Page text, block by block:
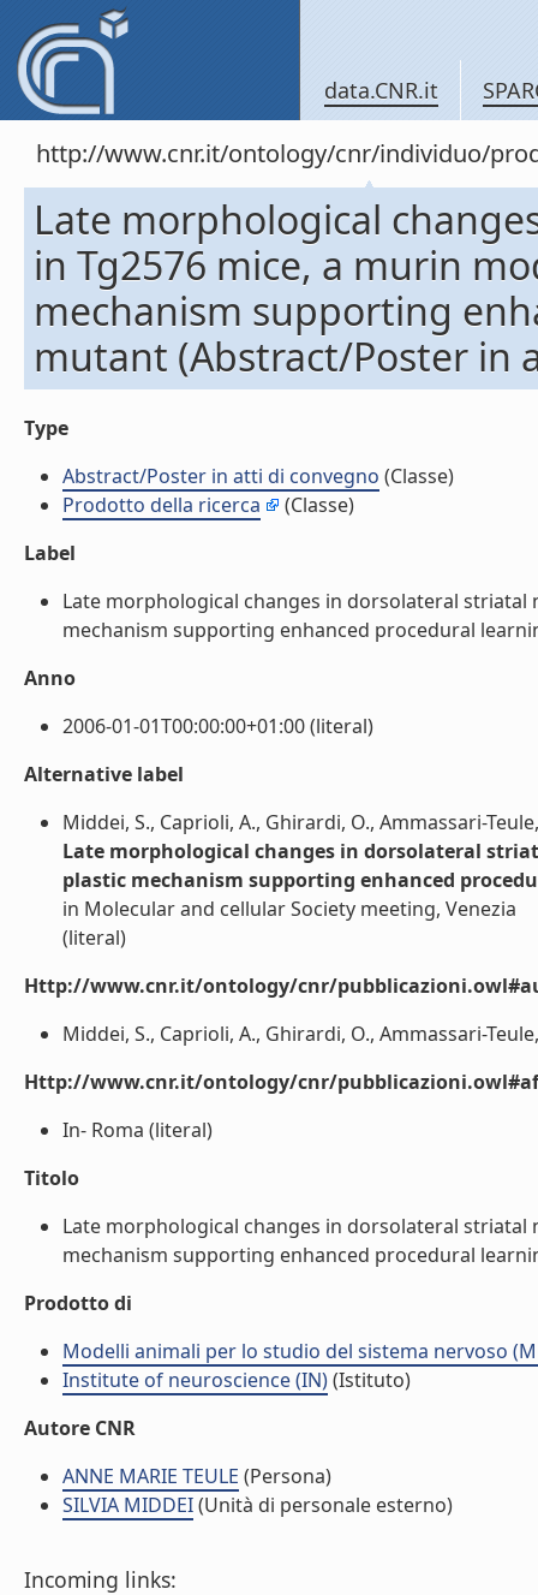
data.CNR.it
http://www.cnr.it/ontology/cnr/individuo/
Late morphological
in Tg2576 mice, a murin
mechanism supporting
mutant (Abstract/Poster in
Type
Abstract/Poster in atti di convegno (Classe)
Prodotto della ricerca
(Classe)
Label
Late morphological changes in dorsolateral striatal
mechanism supporting enhanced procedural
Anno
2006-01-01T00:00:00+01:00 (literal)
Alternative label
Middei, S., Caprioli, A., Ghirardi, O., Ammassari-
Late morphological changes in dorsolateral
plastic mechanism supporting enhanced
in Molecular and cellular Society meeting, Venezia
(literal)
Http://www.cnr.it/ontology/cnr/
Middei, S., Caprioli, A., Ghirardi, O., Ammassari-
Http://www.cnr.it/ontology/cnr/
In- Roma (literal)
Titolo
Late morphological changes in dorsolateral striatal
mechanism supporting enhanced procedural
Prodotto di
Modelli animali per lo studio del sistema nervoso
Institute of neuroscience (IN)(Istituto)
Autore CNR
ANNE MARIE TEULE (Persona)
SILVIA MIDDEI(Unità di personale esterno)
Incoming links: